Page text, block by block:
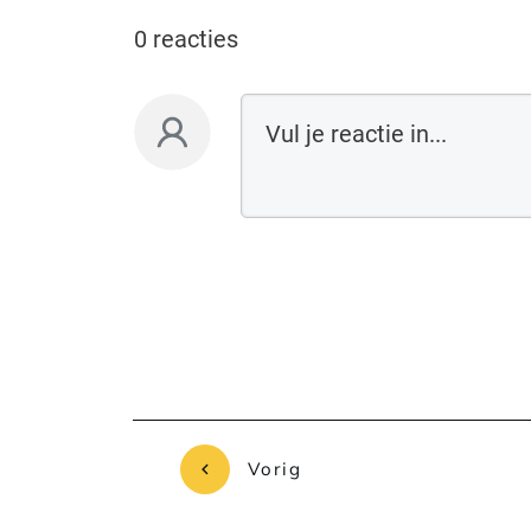
0 reacties
Vorig